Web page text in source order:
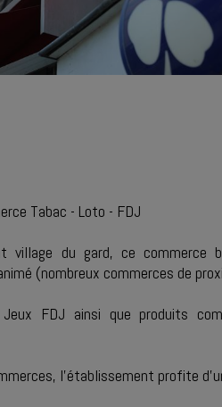
Tabac - Loto - FDJ
village du gard, ce commerce
(nombreux commerces de
FDJ ainsi que produits
l’établissement profite